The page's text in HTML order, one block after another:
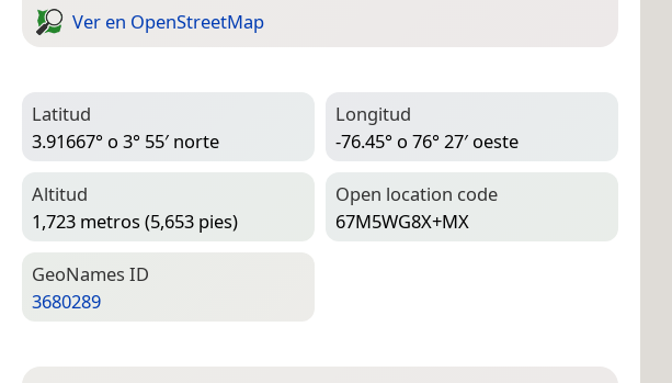
Ver en Open­Street­Map
Latitud
3.91667° o 3° 55′ norte
Longitud
-76.45° o 76° 27′ oeste
Altitud
1,723 metros (5,653 pies)
Open location code
67M5WG8X+MX
Geo­Names ID
3680289